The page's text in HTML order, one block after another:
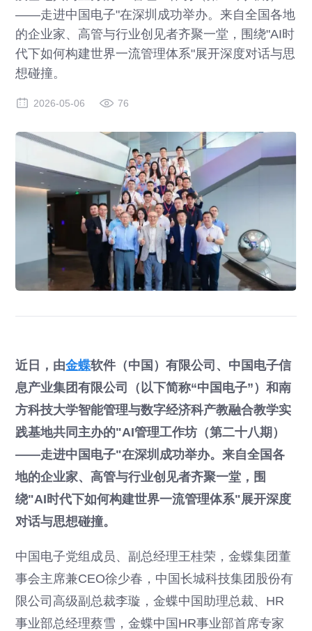
——走进中国电子"在深圳成功举办。来自全国各地
的企业家、高管与行业创见者齐聚一堂，围绕"AI时
代下如何构建世界一流管理体系"展开深度对话与思
想碰撞。
2026-05-06 76
近日，由金蝶软件（中国）有限公司、中国电子信
息产业集团有限公司（以下简称“中国电子”）和南
方科技大学智能管理与数字经济科产教融合教学实
践基地共同主办的"AI管理工作坊（第二十八期）
——走进中国电子"在深圳成功举办。来自全国各
地的企业家、高管与行业创见者齐聚一堂，围
绕"AI时代下如何构建世界一流管理体系"展开深度
对话与思想碰撞。
中国电子党组成员、副总经理王桂荣，金蝶集团董
事会主席兼CEO徐少春，中国长城科技集团股份有
限公司高级副总裁李璇，金蝶中国助理总裁、HR
事业部总经理蔡雪，金蝶中国HR事业部首席专家